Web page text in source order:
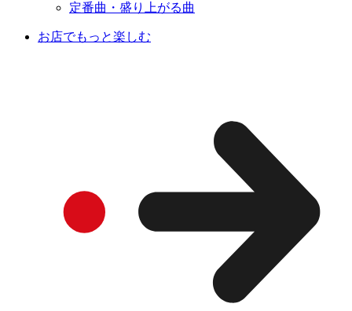
定番曲・盛り上がる曲
お店でもっと楽しむ